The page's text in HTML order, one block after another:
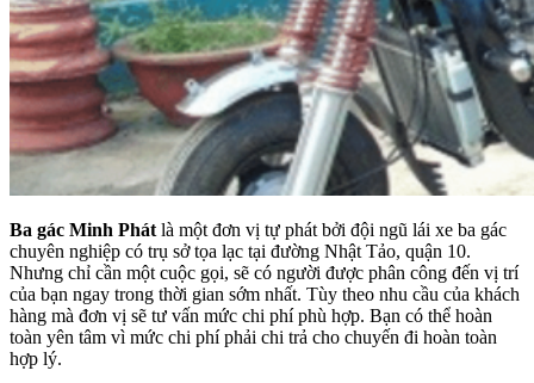
Ba gác Minh Phát là một đơn vị tự phát bởi đội ngũ lái xe ba gác
chuyên nghiệp có trụ sở tọa lạc tại đường Nhật Tảo, quận 10.
Nhưng chỉ cần một cuộc gọi, sẽ có người được phân công đến vị trí
của bạn ngay trong thời gian sớm nhất. Tùy theo nhu cầu của khách
hàng mà đơn vị sẽ tư vấn mức chi phí phù hợp. Bạn có thể hoàn
toàn yên tâm vì mức chi phí phải chi trả cho chuyến đi hoàn toàn
hợp lý.